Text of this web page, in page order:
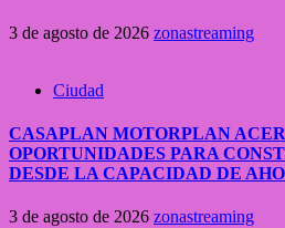
3 de agosto de 2026 zonastreaming
Ciudad
CASAPLAN MOTORPLAN
OPORTUNIDADES PARA
DESDE LA CAPACIDAD DE
3 de agosto de 2026 zonastreaming